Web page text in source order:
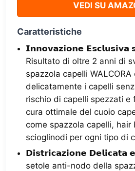
VEDI SU
Caratteristiche
𝗜𝗻𝗻𝗼𝘃𝗮𝘇𝗶𝗼𝗻𝗲
Risultato di oltre 2 anni di
spazzola capelli WALCORA
delicatamente i capelli
rischio di capelli spezzati e
cura ottimale del cuoio
come spazzola capelli, hair
scioglinodi per ogni tipo di
𝗗𝗶𝘀𝘁𝗿𝗶𝗰𝗮𝘇𝗶𝗼𝗻𝗲 𝗗𝗲𝗹𝗶𝗰𝗮𝘁𝗮
setole anti-nodo della